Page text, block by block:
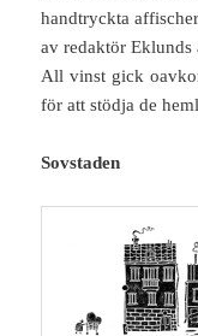
handtryckta
av redaktör Eklunds
All vinst gick
för att stödja de
Sovstaden